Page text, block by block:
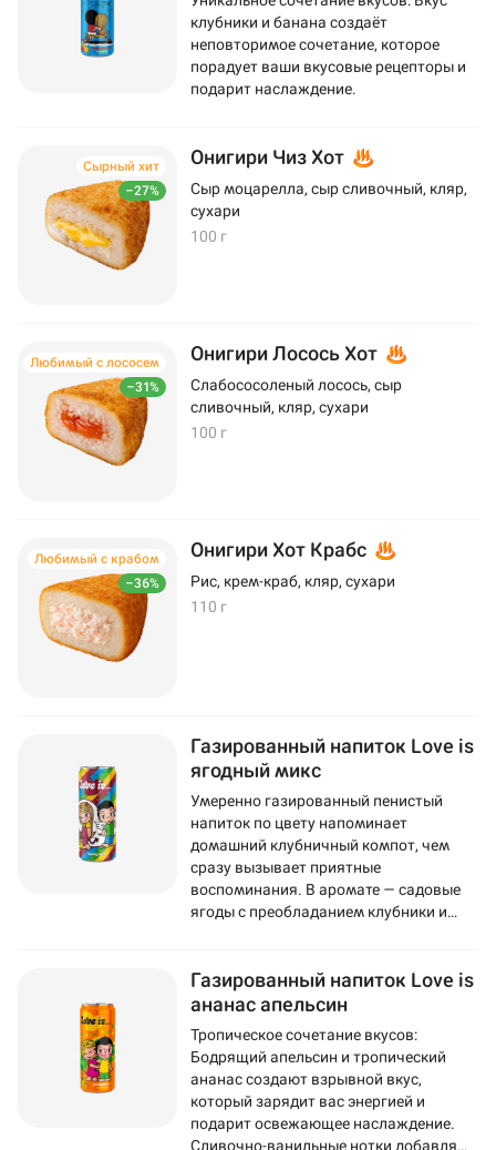
клубники и банана создаёт
неповторимое сочетание, которое
порадует ваши вкусовые рецепторы и
подарит наслаждение.
–27%
Сырный хит Онигири Чиз Хот
Сыр моцарелла, сыр сливочный, кляр,
сухари
100 г
–31%
Любимый с лососем Онигири Лосось Хот
Слабососоленый лосось, сыр
сливочный, кляр, сухари
100 г
–36%
Любимый с крабом Онигири Хот Крабс
Рис, крем-краб, кляр, сухари
110 г
Газированный напиток Love is
ягодный микс
Умеренно газированный пенистый
напиток по цвету напоминает
домашний клубничный компот, чем
сразу вызывает приятные
воспоминания. В аромате — садовые
ягоды с преобладанием клубники и
популярную жвачку Love Is.
Газированный напиток Love is
ананас апельсин
Тропическое сочетание вкусов:
Бодрящий апельсин и тропический
ананас создают взрывной вкус,
который зарядит вас энергией и
подарит освежающее наслаждение.
Сливочно-ванильные нотки добавляют